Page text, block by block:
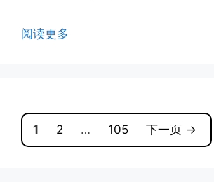
阅读更多
页
面
1
页
面
2 …
页
面
105 下一页 →